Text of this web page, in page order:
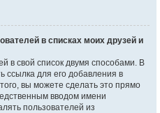
в списках моих друзей и
в свой список двумя способами. В
ссылка для его добавления в
вы можете сделать это прямо
вводом имени
пользователей из